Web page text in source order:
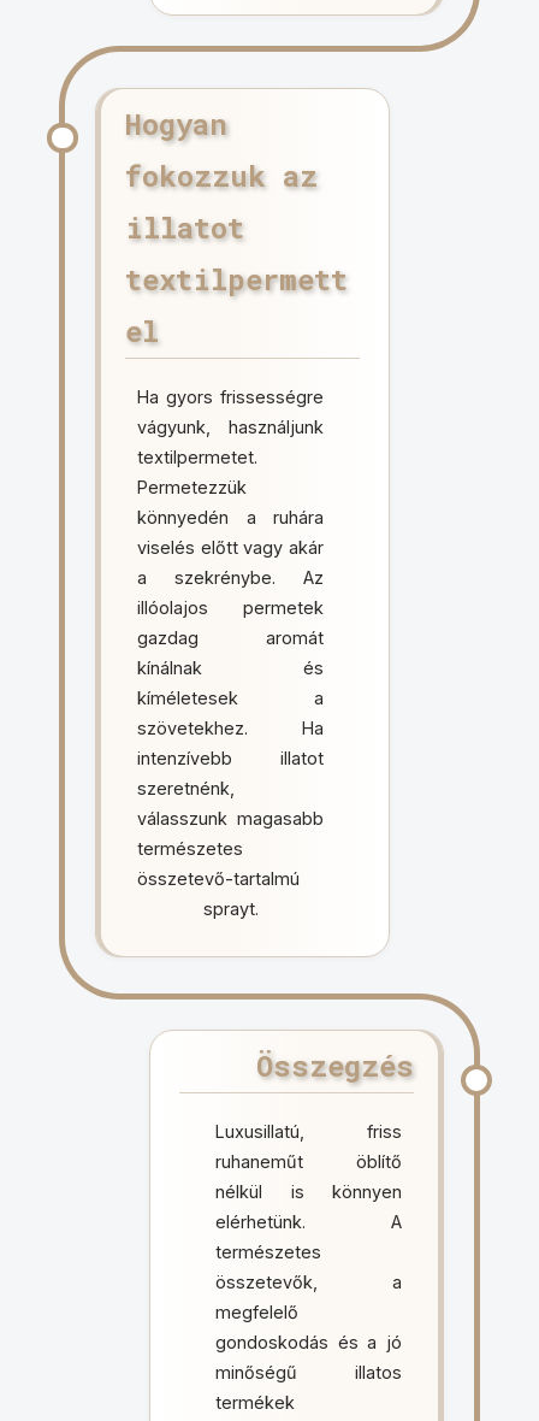
Hogyan
fokozzuk az
illatot
textilpermett
el
Ha gyors frissességre
vágyunk, használjunk
textilpermetet.
Permetezzük
könnyedén a ruhára
viselés előtt vagy akár
a szekrénybe. Az
illóolajos permetek
gazdag aromát
kínálnak és
kíméletesek a
szövetekhez. Ha
intenzívebb illatot
szeretnénk,
válasszunk magasabb
természetes
összetevő-tartalmú
sprayt.
Összegzés
Luxusillatú, friss
ruhaneműt öblítő
nélkül is könnyen
elérhetünk. A
természetes
összetevők, a
megfelelő
gondoskodás és a jó
minőségű illatos
termékek